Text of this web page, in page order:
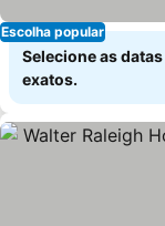
Escolha popular
Selecione as
exatos.